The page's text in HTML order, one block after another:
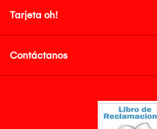
Tarjeta oh!
Contáctanos